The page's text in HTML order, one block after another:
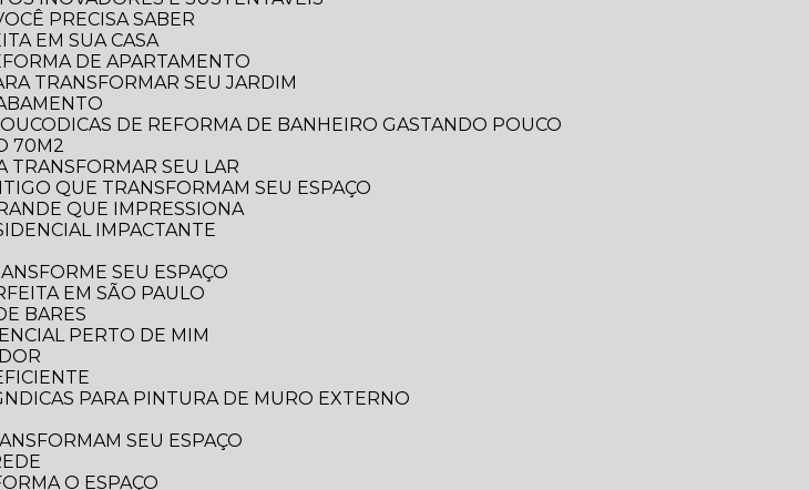
PRECISA SABER
EM SUA CASA
DE APARTAMENTO
TRANSFORMAR SEU JARDIM
DICAS DE REFORMA DE BANHEIRO GASTANDO POUCO
70M2
TRANSFORMAR SEU LAR
QUE TRANSFORMAM SEU ESPAÇO
QUE IMPRESSIONA
IMPACTANTE
SEU ESPAÇO
EM SÃO PAULO
BARES
PERTO DE MIM
DICAS PARA PINTURA DE MURO EXTERNO
SEU ESPAÇO
O ESPAÇO